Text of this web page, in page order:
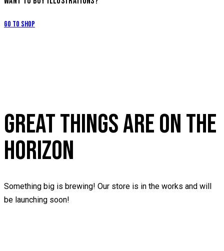
Go to Shop
GREAT THINGS ARE ON THE
HORIZON
Something big is brewing! Our store is in the works and will
be launching soon!